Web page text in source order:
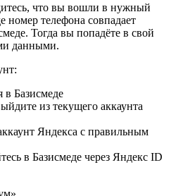
что вы вошли в нужный
номер телефона совпадает
Тогда вы попадёте в свой
данными.
Базисмеде
из текущего аккаунта
Яндекса с правильным
в Базисмеде через Яндекс ID